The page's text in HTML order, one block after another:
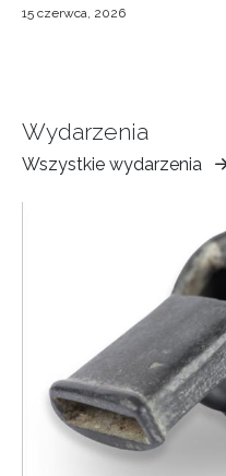
15 czerwca, 2026
Wydarzenia
Wszystkie wydarzenia
Muzeum
Ziemi